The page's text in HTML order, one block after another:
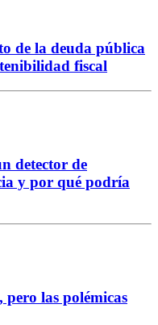
de la deuda pública
fiscal
detector de
y por qué podría
las polémicas